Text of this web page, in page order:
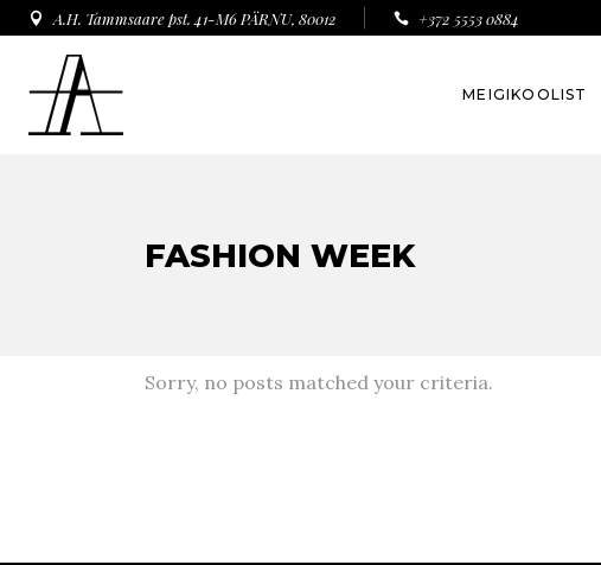
A.H. Tammsaare pst. 41-M6 PÄRNU, 80012 +372 5553 0884
MEIGIKOOLIST
FASHION WEEK
Sorry, no posts matched your criteria.